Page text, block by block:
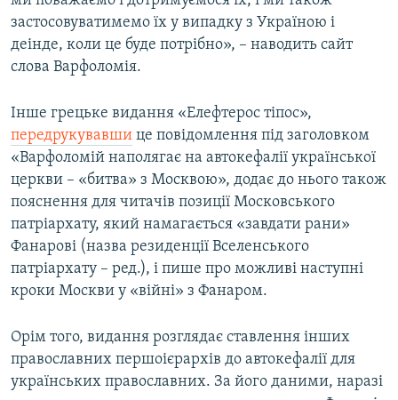
застосовуватимемо їх у випадку з Україною і
деінде, коли це буде потрібно», – наводить сайт
слова Варфоломія.
Інше грецьке видання «Елефтерос тіпос»,
передрукувавши це повідомлення під заголовком
«Варфоломій наполягає на автокефалії української
церкви – «битва» з Москвою», додає до нього також
пояснення для читачів позиції Московського
патріархату, який намагається «завдати рани»
Фанарові (назва резиденції Вселенського
патріархату – ред.), і пише про можливі наступні
кроки Москви у «війні» з Фанаром.
Орім того, видання розглядає ставлення інших
православних першоієрархів до автокефалії для
українських православних. За його даними, наразі